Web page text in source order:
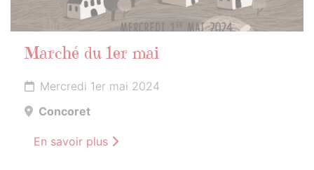
Marché du 1er mai
Mercredi 1er mai 2024
Concoret
En savoir plus